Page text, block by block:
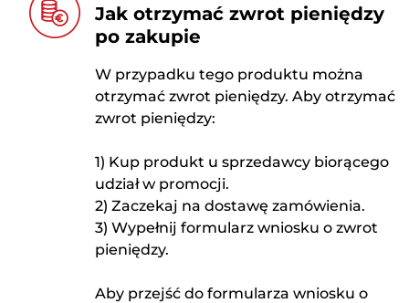
Jak otrzymać zwrot pieniędzy
po zakupie
W przypadku tego produktu można
otrzymać zwrot pieniędzy. Aby otrzymać
zwrot pieniędzy:
1) Kup produkt u sprzedawcy biorącego
udział w promocji.
2) Zaczekaj na dostawę zamówienia.
3) Wypełnij formularz wniosku o zwrot
pieniędzy.
Aby przejść do formularza wniosku o